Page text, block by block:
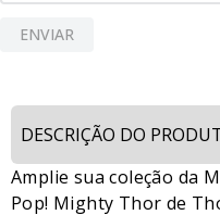
ENVIAR
Amplie sua coleção da
Pop! Mighty Thor de